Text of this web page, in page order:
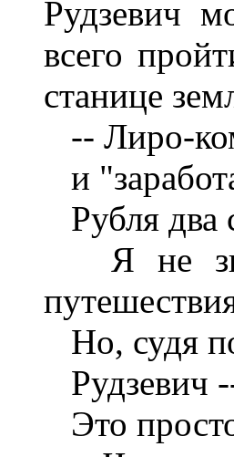
Рудзевич
всего
станице
-- Лиро-
и
Рубля два
Я не
Но, судя
Рудзевич
Это